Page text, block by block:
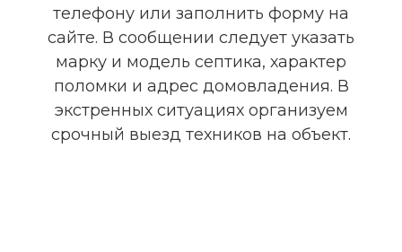
телефону или заполнить форму на
сайте. В сообщении следует указать
марку и модель септика, характер
поломки и адрес домовладения. В
экстренных ситуациях организуем
срочный выезд техников на объект.